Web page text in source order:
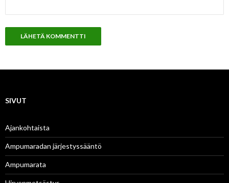
SIVUT
Ajankohtaista
Ampumaradan järjestyssääntö
Ampumarata